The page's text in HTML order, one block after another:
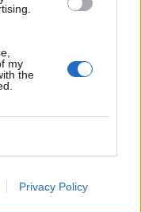
my
the
Privacy Policy
puolestaan
Lehti